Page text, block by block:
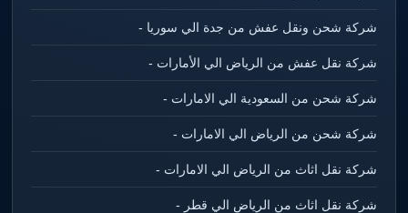
شركة شحن ونقل عفش من جدة الي سوريا -
شركة نقل عفش من الرياض الي الأمارات -
شركة شحن من السعودية الي الامارات -
شركة شحن من الرياض الي الامارات -
شركة نقل اثاث من الرياض الي الامارات -
شركة نقل اثاث من الرياض الي قطر -